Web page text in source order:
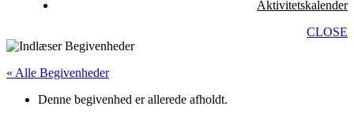
Aktivitetskalender
CLOSE
« Alle Begivenheder
Denne begivenhed er allerede afholdt.